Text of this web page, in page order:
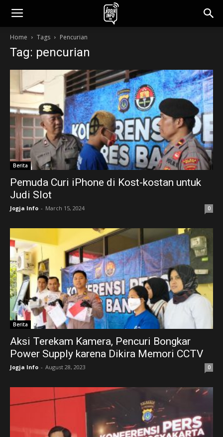
jogjainfo.id
Home Tags Pencurian
Tag: pencurian
Berita
Pemuda Curi iPhone di Kost-kostan untuk
Judi Slot
Jogja Info - March 15, 2024 0
Berita
Aksi Terekam Kamera, Pencuri Bongkar
Power Supply karena Dikira Memori CCTV
Jogja Info - August 28, 2023 0